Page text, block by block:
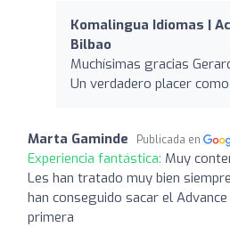
Komalingua Idiomas |
Bilbao
Muchísimas gracias
Un verdadero placer
Marta Gaminde Publicada en
Experiencia fantástica: Muy
Les han tratado muy bien
han conseguido sacar el
primera